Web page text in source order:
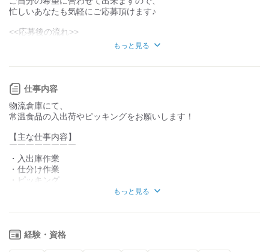
力仕事が少ない
忙しいあなたも気軽にご応募頂けます♪
<<応募後の流れ>>
1 バイトルからご応募いただきます
2 応募後に届く面接アンケートにご回答ください
「メールとSMSにて届きます」
3 アンケートで面接方式を選んでください！
1 ■来社面接■
⇒面接を希望される日を3個選んでいただきます！
そこから都合の良い日を決定させて頂きます♪
面接を希望される日を3個選んでください！
または直接お電話していただき、
もっと見る
仕事内容
物流倉庫にて、
常温食品の入出荷やピッキングをお願いします！
【主な仕事内容】
￣￣￣￣￣￣￣￣
・入出庫作業
・仕分け作業
・ピッキング
一人で運べる重さの荷物がメイン。
（作業は5～6名体制で行います）
もっと見る
経験・資格